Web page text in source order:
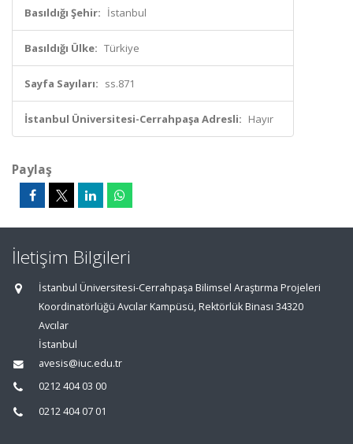
Basıldığı Şehir: İstanbul
Basıldığı Ülke: Türkiye
Sayfa Sayıları: ss.871
İstanbul Üniversitesi-Cerrahpaşa Adresli: Hayır
Paylaş
İletişim Bilgileri
İstanbul Üniversitesi-Cerrahpaşa Bilimsel Araştırma Projeleri
Koordinatörlüğü Avcılar Kampüsü, Rektörlük Binası 34320
Avcılar
İstanbul
avesis@iuc.edu.tr
0212 404 03 00
0212 404 07 01